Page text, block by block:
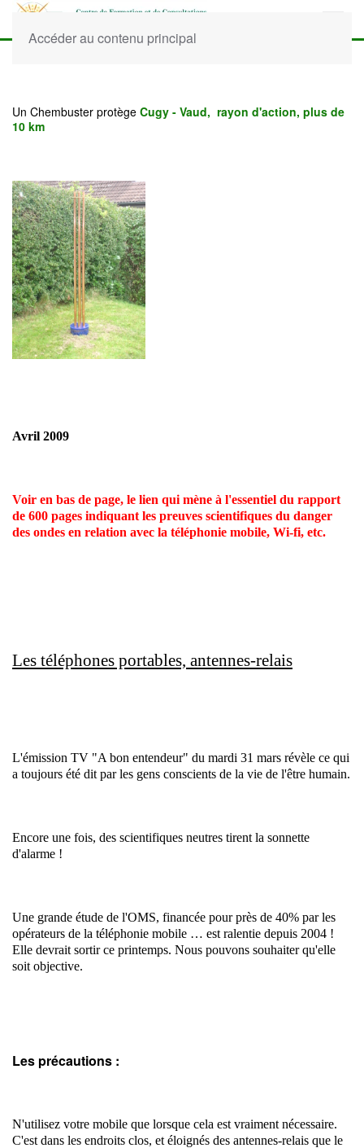
Accéder au contenu principal
Un Chembuster protège Cugy - Vaud, rayon d'action, plus de
10 km
Avril 2009
Voir en bas de page, le lien qui mène à l'essentiel du rapport
de 600 pages indiquant les preuves scientifiques du danger
des ondes en relation avec la téléphonie mobile, Wi-fi, etc.
Les téléphones portables, antennes-relais
L'émission TV "A bon entendeur" du mardi 31 mars révèle ce qui
a toujours été dit par les gens conscients de la vie de l'être humain.
Encore une fois, des scientifiques neutres tirent la sonnette
d'alarme !
Une grande étude de l'OMS, financée pour près de 40% par les
opérateurs de la téléphonie mobile … est ralentie depuis 2004 !
Elle devrait sortir ce printemps. Nous pouvons souhaiter qu'elle
soit objective.
Les précautions :
N'utilisez votre mobile que lorsque cela est vraiment nécessaire.
C'est dans les endroits clos, et éloignés des antennes-relais que le